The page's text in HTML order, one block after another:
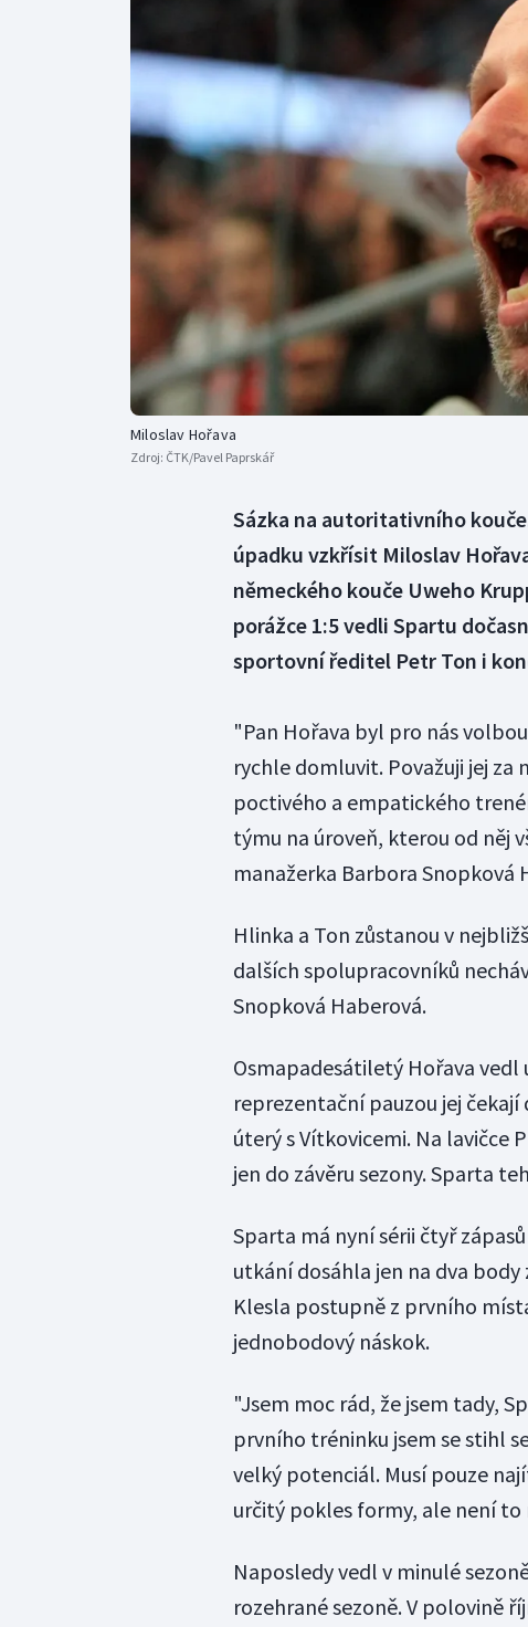
Dostihy
Florbal
Futsal
Golf
Gymnastika
Miloslav Hořava
Zdroj: ČTK/Pavel Paprskář
Sázka na autoritativního
úpadku vzkřísit Miloslav
německého kouče Uweho
porážce 1:5 vedli Spartu
sportovní ředitel Petr Ton i
"Pan Hořava byl pro nás
rychle domluvit. Považuji jej
poctivého a empatického
týmu na úroveň, kterou od něj
manažerka Barbora Snopková
Hlinka a Ton zůstanou v
dalších spolupracovníků
Snopková Haberová.
Osmapadesátiletý Hořava vedl
reprezentační pauzou jej
úterý s Vítkovicemi. Na lavičce
jen do závěru sezony. Sparta
Sparta má nyní sérii čtyř
utkání dosáhla jen na dva
Klesla postupně z prvního
jednobodový náskok.
"Jsem moc rád, že jsem tady,
prvního tréninku jsem se stihl
velký potenciál. Musí pouze
určitý pokles formy, ale není to
Naposledy vedl v minulé
rozehrané sezoně. V polovině